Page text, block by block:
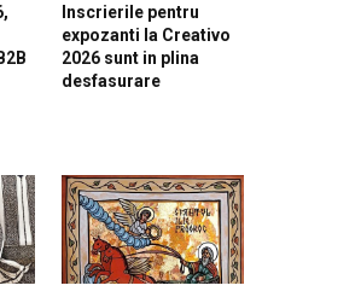
Inscrierile pentru
expozanti la Creativo
2026 sunt in plina
desfasurare